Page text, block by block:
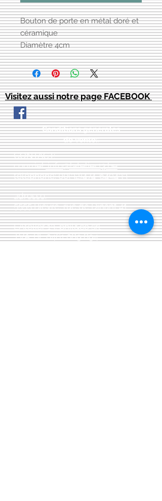
Bouton de porte en métal doré et
céramique
Diamètre 4cm
Visitez aussi notre page FACEBOOK
Conditions générales
de vente::
CONTACT:
courriel:info@latelier13.be
téléphone:00(32)474-649433
adresse:
5555 Bièvre, rue de Dinant 41
L'Atelier 13, phil&co srl
TVA: BE0461 089 894